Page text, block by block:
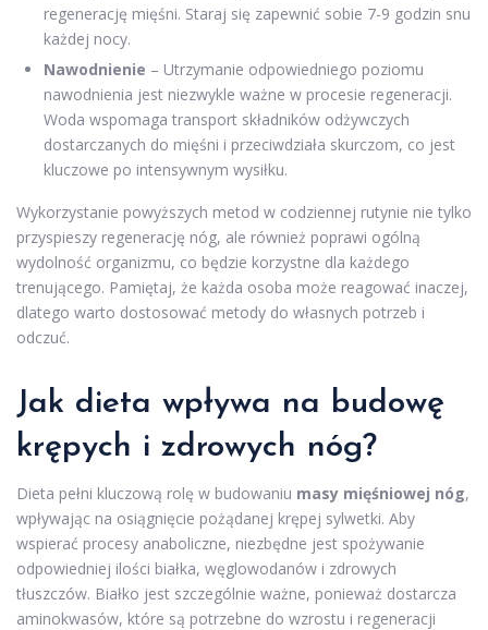
regenerację mięśni. Staraj się zapewnić sobie 7-9 godzin snu
każdej nocy.
Nawodnienie – Utrzymanie odpowiedniego poziomu
nawodnienia jest niezwykle ważne w procesie regeneracji.
Woda wspomaga transport składników odżywczych
dostarczanych do mięśni i przeciwdziała skurczom, co jest
kluczowe po intensywnym wysiłku.
Wykorzystanie powyższych metod w codziennej rutynie nie tylko
przyspieszy regenerację nóg, ale również poprawi ogólną
wydolność organizmu, co będzie korzystne dla każdego
trenującego. Pamiętaj, że każda osoba może reagować inaczej,
dlatego warto dostosować metody do własnych potrzeb i
odczuć.
Jak dieta wpływa na budowę
krępych i zdrowych nóg?
Dieta pełni kluczową rolę w budowaniu masy mięśniowej nóg,
wpływając na osiągnięcie pożądanej krępej sylwetki. Aby
wspierać procesy anaboliczne, niezbędne jest spożywanie
odpowiedniej ilości białka, węglowodanów i zdrowych
tłuszczów. Białko jest szczególnie ważne, ponieważ dostarcza
aminokwasów, które są potrzebne do wzrostu i regeneracji